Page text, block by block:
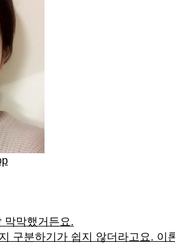
막막했거든요.
구분하기가 쉽지 않더라고요. 이